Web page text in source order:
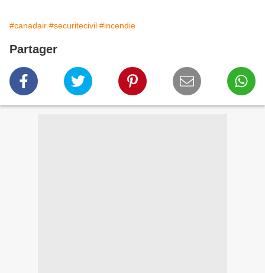
#canadair #securitecivil #incendie
Partager